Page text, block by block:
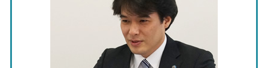
法人 不動産 売却 税金 計算
法人決算申告 税理士
個人事業主 法人化
事業承継 従業員
事業承継 税理士 相談 北名古屋市
資金繰り 税理士 相談 愛知県
節税対策 税理士 相談 三重県
節税対策 税理士 相談 名古屋市